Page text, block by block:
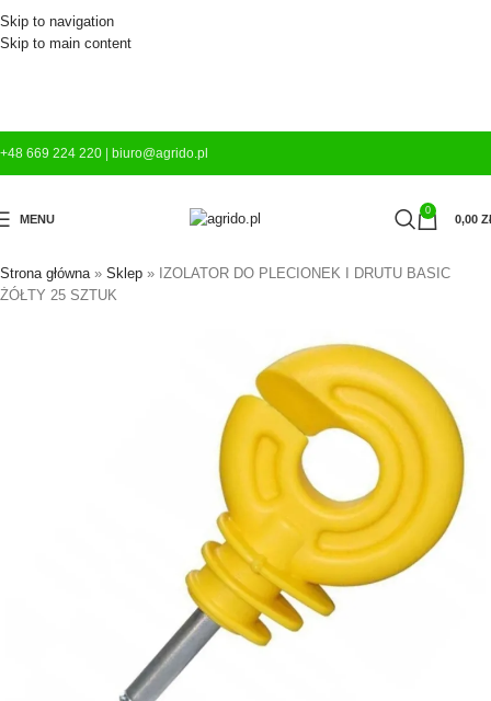
Skip to navigation
Skip to main content
+48 669 224 220 biuro@agrido.pl
MENU
0
0,00
Strona główna» Sklep » IZOLATOR DO PLECIONEK I DRUTU BASIC
ŻÓŁTY 25 SZTUK